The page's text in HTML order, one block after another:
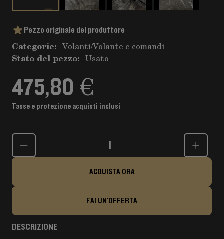
Pezzo originale del produttore
Categorie: Volanti/Volante e comandi
Stato del pezzo: Usato
475,80 €
Tasse e protezione acquisti inclusi
Quantità
ACQUISTA ORA
FAI UN'OFFERTA
DESCRIZIONE